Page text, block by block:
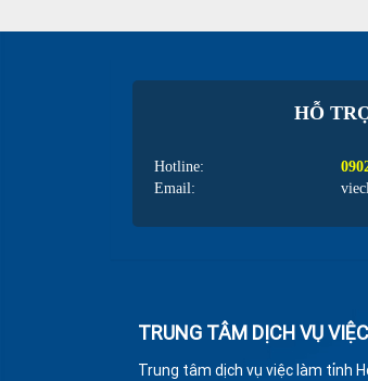
HỖ
Hotline:
Email:
TRUNG TÂM DỊCH VỤ
Trung tâm dịch vụ việc làm tỉnh